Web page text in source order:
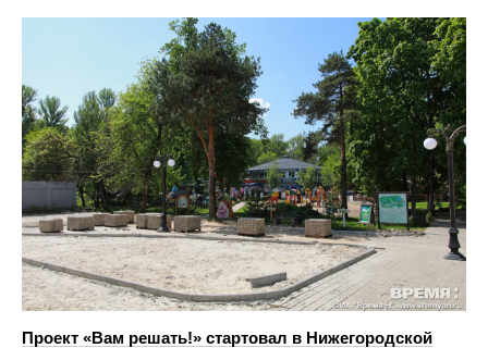
Проект «Вам решать!» стартовал в Нижегородской